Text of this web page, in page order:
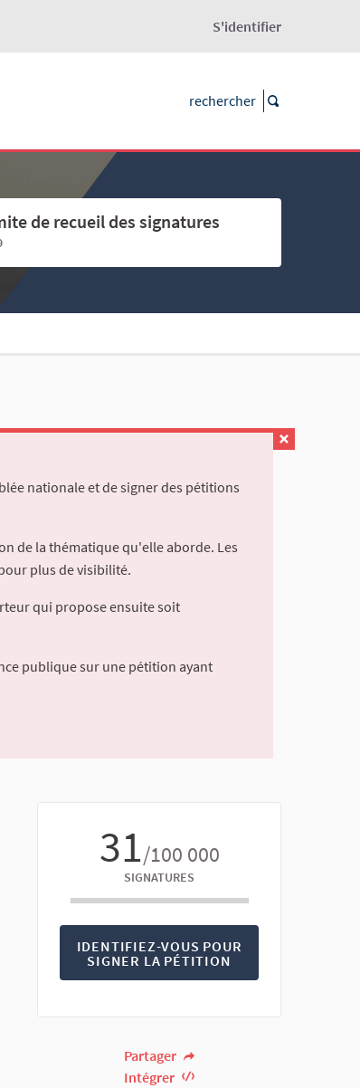
S'identifier
de recueil des signatures
nationale et de signer des pétitions
de la thématique qu'elle aborde. Les
plus de visibilité.
qui propose ensuite soit
publique sur une pétition ayant
31/100 000
SIGNATURES
IDENTIFIEZ-VOUS POUR
SIGNER LA PÉTITION
Partager
Intégrer